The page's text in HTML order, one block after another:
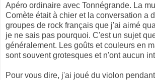
Apéro ordinaire avec Tonnégrande. La
Comète était à chier et la conversation a
groupes de rock français que j'ai aimé
je ne sais pas pourquoi. C'est un sujet
généralement. Les goûts et couleurs en
sont souvent grotesques et n'ont aucun
Pour vous dire, j'ai joué du violon